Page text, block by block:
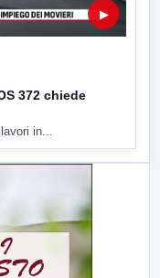
▶
372 chiede
in...